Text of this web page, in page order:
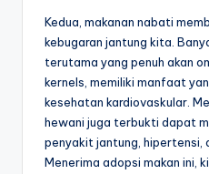
Kedua, makanan nabati
kebugaran jantung kita.
terutama yang penuh akan
kernels, memiliki manfaat
kesehatan kardiovaskular.
hewani juga terbukti dapat
penyakit jantung, hipertensi,
Menerima adopsi makan ini,